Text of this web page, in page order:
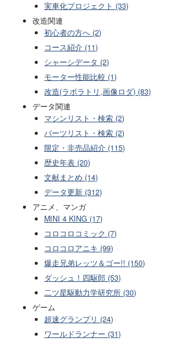
実車化プロジェクト (33)
改造関連
初心者の方へ (2)
コース紹介 (11)
シャーシデータ (2)
モーター性能比較 (1)
改造(ラボラトリ,画像ロダ) (83)
データ関連
マシンリスト・検索 (2)
パーツリスト・検索 (2)
限定・非売品紹介 (115)
歴史年表 (20)
文献まとめ (14)
データ更新 (312)
アニメ、マンガ
MINI 4 KING (17)
コロコロコミック (7)
コロコロアニキ (99)
爆走兄弟レッツ＆ゴー!! (150)
ダッシュ！四駆郎 (53)
二ツ星駆動力学研究所 (30)
ゲーム
超速グランプリ (24)
ワールドランナー (31)